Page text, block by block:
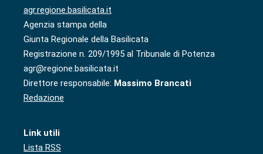
agr.regione.basilicata.it
Agenzia stampa della
Giunta Regionale della Basilicata
Registrazione n. 209/1995 al Tribunale di Potenza
agr@regione.basilicata.it
Direttore responsabile: Massimo Brancati
Redazione
Link utili
Lista RSS